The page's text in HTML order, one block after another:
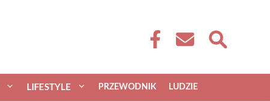
LIFESTYLE PRZEWODNIK LUDZIE